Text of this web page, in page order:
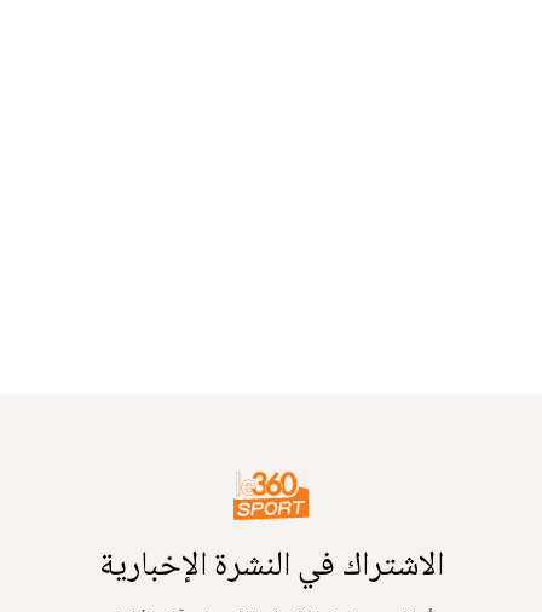
الاشتراك في النشرة الإخبارية